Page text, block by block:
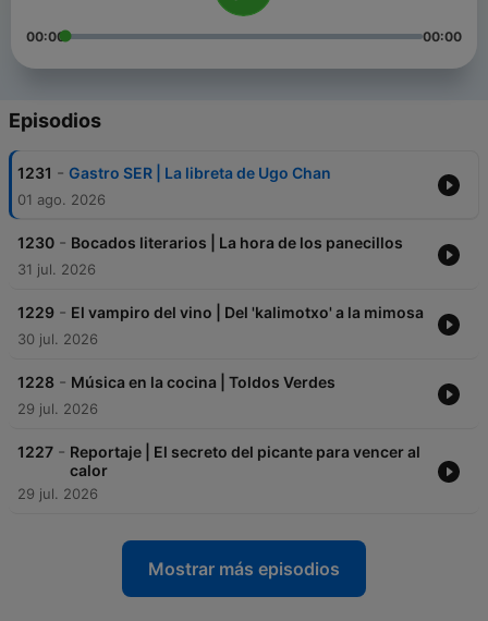
00:00 00:00
Episodios
1231 - Gastro SER | La libreta de Ugo Chan
01 ago. 2026
1230 - Bocados literarios | La hora de los panecillos
31 jul. 2026
1229 - El vampiro del vino | Del 'kalimotxo' a la mimosa
30 jul. 2026
1228 - Música en la cocina | Toldos Verdes
29 jul. 2026
1227 - Reportaje | El secreto del picante para vencer al
calor
29 jul. 2026
Mostrar más episodios